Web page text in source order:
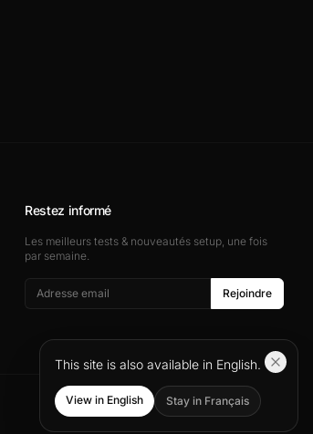
Restez informé
Les meilleurs tests & nouveautés setup, une fois
par semaine.
Rejoindre
Confidentialité Mentions Légales Contact
This site is also available in English.
View in English Stay in Français